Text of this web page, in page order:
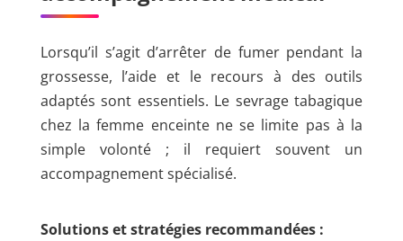
Lorsqu’il s’agit d’arrêter de fumer pendant la
grossesse, l’aide et le recours à des outils
adaptés sont essentiels. Le sevrage tabagique
chez la femme enceinte ne se limite pas à la
simple volonté ; il requiert souvent un
accompagnement spécialisé.
Solutions et stratégies recommandées :